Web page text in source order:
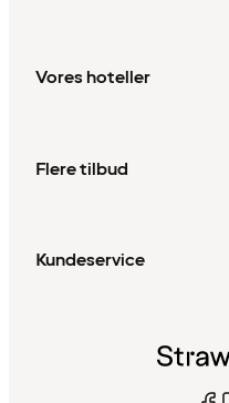
Vores hoteller
Flere tilbud
Kundeservice